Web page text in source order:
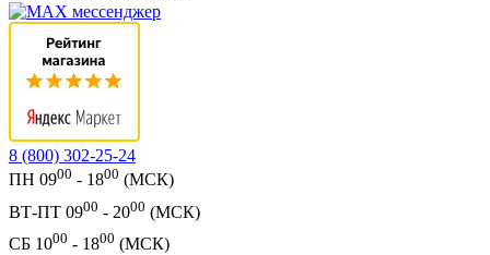
8 (800) 302-25-24
ПН 0900 - 1800 (МСК)
ВТ-ПТ 0900 - 2000 (МСК)
СБ 1000 - 1800 (МСК)